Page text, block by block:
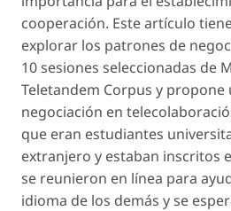
cooperación. Este artículo
explorar los patrones de
10 sesiones seleccionadas de
Teletandem Corpus y
negociación en
que eran estudiantes
extranjero y estaban inscritos
se reunieron en línea para
idioma de los demás y se